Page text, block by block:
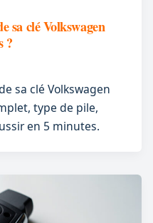
sa clé Volkswagen
?
sa clé Volkswagen
type de pile,
en 5 minutes.